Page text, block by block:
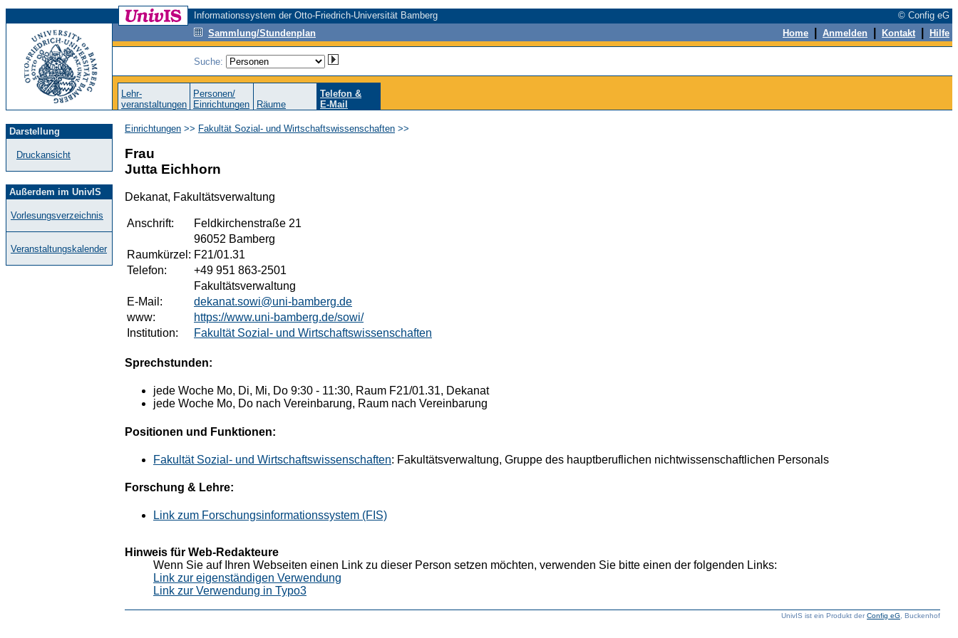
Informationssystem der Otto-Friedrich-Universität Bamberg
© Config eG
Sammlung/Stundenplan
Home Anmelden Kontakt Hilfe
Suche:
Lehr-
veranstaltungen
Personen/
Einrichtungen
Räume
Telefon &
E-Mail
Darstellung
Druckansicht
Außerdem im UnivIS
Vorlesungsverzeichnis
Veranstaltungskalender
Einrichtungen >> Fakultät Sozial- und Wirtschaftswissenschaften >>
Frau
Jutta Eichhorn
Dekanat, Fakultätsverwaltung
Anschrift:
Feldkirchenstraße 21
96052 Bamberg
Raumkürzel: F21/01.31
Telefon:
+49 951 863-2501
Fakultätsverwaltung
E-Mail:
dekanat.sowi@uni-bamberg.de
www:
https://www.uni-bamberg.de/sowi/
Institution:
Fakultät Sozial- und Wirtschaftswissenschaften
Sprechstunden:
jede Woche Mo, Di, Mi, Do 9:30 - 11:30, Raum F21/01.31, Dekanat
jede Woche Mo, Do nach Vereinbarung, Raum nach Vereinbarung
Positionen und Funktionen:
Fakultät Sozial- und Wirtschaftswissenschaften: Fakultätsverwaltung, Gruppe des hauptberuflichen nichtwissenschaftlichen Personals
Forschung & Lehre:
Link zum Forschungsinformationssystem (FIS)
Hinweis für Web-Redakteure
Wenn Sie auf Ihren Webseiten einen Link zu dieser Person setzen möchten, verwenden Sie bitte einen der folgenden Links:
Link zur eigenständigen Verwendung
Link zur Verwendung in Typo3
UnivIS ist ein Produkt derConfig eG , Buckenhof